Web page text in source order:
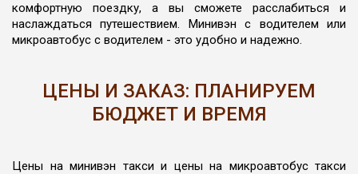
комфортную поездку, а вы сможете расслабиться и
наслаждаться путешествием. Минивэн с водителем или
микроавтобус с водителем - это удобно и надежно.
ЦЕНЫ И ЗАКАЗ: ПЛАНИРУЕМ
БЮДЖЕТ И ВРЕМЯ
Цены на минивэн такси и цены на микроавтобус такси